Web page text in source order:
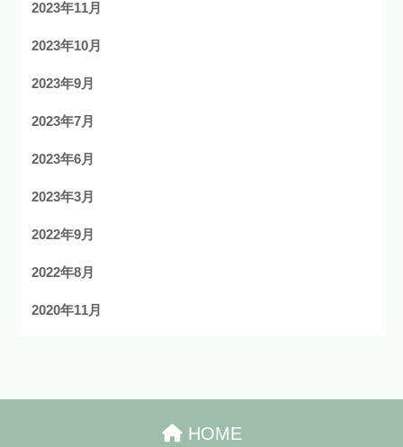
2023年11月
2023年10月
2023年9月
2023年7月
2023年6月
2023年3月
2022年9月
2022年8月
2020年11月
HOME